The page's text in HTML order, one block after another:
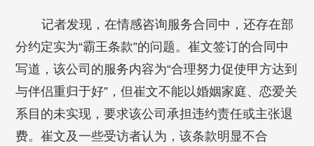
记者发现，在情感咨询服务合同中，还存在部
分约定实为“霸王条款”的问题。崔文签订的合同中
写道，该公司的服务内容为“合理努力促使甲方达到
与伴侣重归于好”，但崔文不能以婚姻家庭、恋爱关
系目的未实现，要求该公司承担违约责任或主张退
费。崔文及一些受访者认为，该条款明显不合